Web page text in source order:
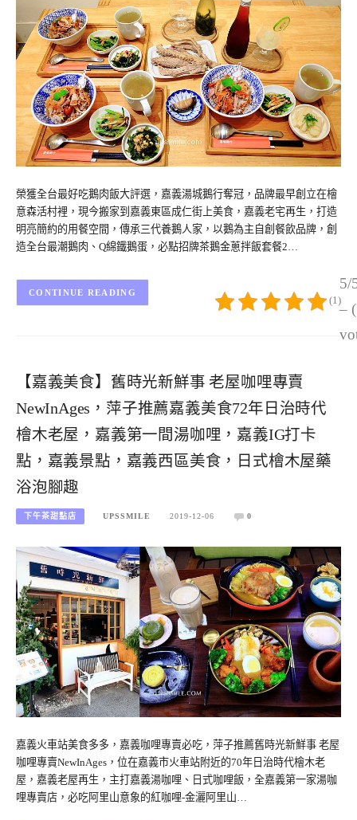
榮獲全台最好吃鵝肉飯大評選，嘉義湯城鵝行奪冠，品牌最早創立在檜
意森活村裡，現今搬家到嘉義東區成仁街上美食，嘉義老宅再生，打造
明亮簡約的用餐空間，傳承三代養鵝人家，以鵝為主自創餐飲品牌，創
造全台最潮鵝肉、Q綿鐵鵝蛋，必點招牌茶鵝金蔥拌飯套餐2…
5/
–
(1)
CONTINUE READING
【嘉義美食】舊時光新鮮事 老屋咖哩專賣
NewInAges，萍子推薦嘉義美食72年日治時代
檜木老屋，嘉義第一間湯咖哩，嘉義IG打卡
點，嘉義景點，嘉義西區美食，日式檜木屋藥
浴泡腳趣
下午茶甜點店 UPSSMILE 2019-12-06 0
嘉義火車站美食多多，嘉義咖哩專賣必吃，萍子推薦舊時光新鮮事 老屋
咖哩專賣NewInAges，位在嘉義市火車站附近的70年日治時代檜木老
屋，嘉義老屋再生，主打嘉義湯咖哩、日式咖哩飯，全嘉義第一家湯咖
哩專賣店，必吃阿里山意象的紅咖哩-金灑阿里山…